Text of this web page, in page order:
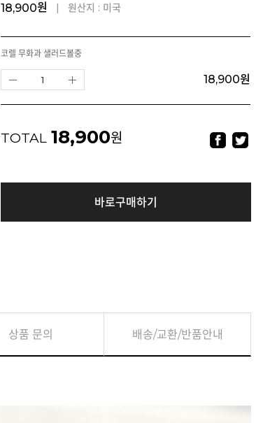
18,900원 | 원산지 : 미국
코렐 무화과 샐러드볼중
18,900원
TOTAL 18,900원
바로구매하기
상품 문의 배송/교환/반품안내